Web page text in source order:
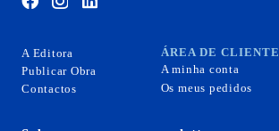
A Editora
Publicar Obra
Contactos
ÁREA DE CLIENTE
A minha conta
Os meus pedidos